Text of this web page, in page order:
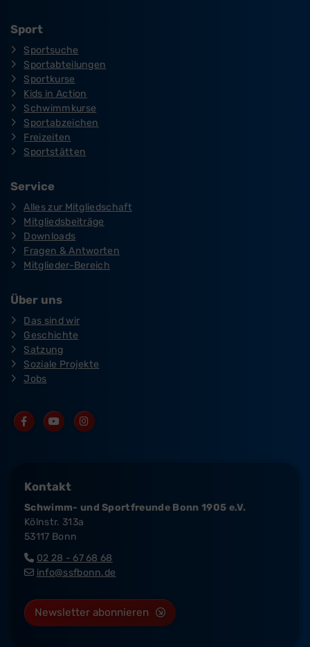
Sport
Sportsuche
Sportabteilungen
Sportkurse
Kids in Action
Schwimmkurse
Sportabzeichen
Freizeiten
Sportstätten
Service
Alles zur Mitgliedschaft
Mitgliedsbeiträge
Downloads
Fragen & Antworten
Mitglieder-Bereich
Über uns
Das sind wir
Geschichte
Satzung
Soziale Projekte
Jobs
Kontakt
Schwimm- und Sportfreunde Bonn 1905 e.V.
Kölnstr. 313a
53117 Bonn
02 28 - 67 68 68
info@ssfbonn.de
Newsletter abonnieren